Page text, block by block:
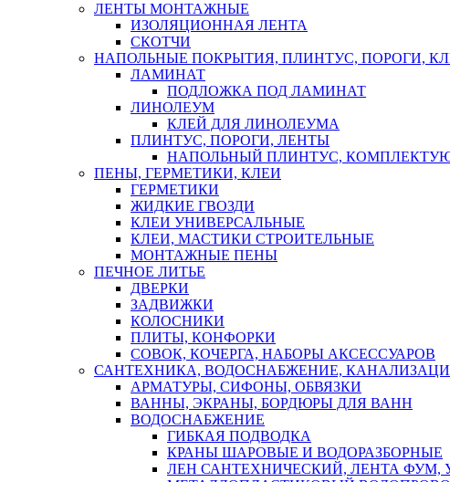
ЛЕНТЫ МОНТАЖНЫЕ
ИЗОЛЯЦИОННАЯ ЛЕНТА
СКОТЧИ
НАПОЛЬНЫЕ ПОКРЫТИЯ, ПЛИНТУС, ПОРОГИ,
ЛАМИНАТ
ПОДЛОЖКА ПОД ЛАМИНАТ
ЛИНОЛЕУМ
КЛЕЙ ДЛЯ ЛИНОЛЕУМА
ПЛИНТУС, ПОРОГИ, ЛЕНТЫ
НАПОЛЬНЫЙ ПЛИНТУС,
ПЕНЫ, ГЕРМЕТИКИ, КЛЕИ
ГЕРМЕТИКИ
ЖИДКИЕ ГВОЗДИ
КЛЕИ УНИВЕРСАЛЬНЫЕ
КЛЕИ, МАСТИКИ СТРОИТЕЛЬНЫЕ
МОНТАЖНЫЕ ПЕНЫ
ПЕЧНОЕ ЛИТЬЕ
ДВЕРКИ
ЗАДВИЖКИ
КОЛОСНИКИ
ПЛИТЫ, КОНФОРКИ
СОВОК, КОЧЕРГА, НАБОРЫ АКСЕССУАРОВ
САНТЕХНИКА, ВОДОСНАБЖЕНИЕ,
АРМАТУРЫ, СИФОНЫ, ОБВЯЗКИ
ВАННЫ, ЭКРАНЫ, БОРДЮРЫ ДЛЯ ВАНН
ВОДОСНАБЖЕНИЕ
ГИБКАЯ ПОДВОДКА
КРАНЫ ШАРОВЫЕ И ВОДОРАЗБОРНЫЕ
ЛЕН САНТЕХНИЧЕСКИЙ, ЛЕНТА ФУМ,